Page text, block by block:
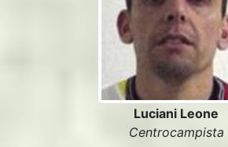
Luciani Leone
Centrocampista